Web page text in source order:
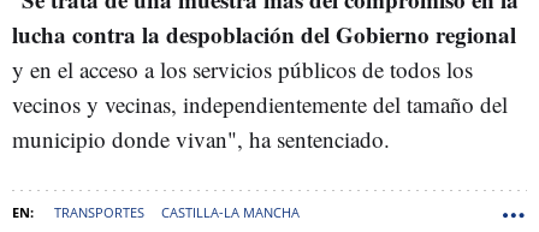
lucha contra la despoblación del Gobierno regional
y en el acceso a los servicios públicos de todos los
vecinos y vecinas, independientemente del tamaño del
municipio donde vivan", ha sentenciado.
TRANSPORTES CASTILLA-LA MANCHA